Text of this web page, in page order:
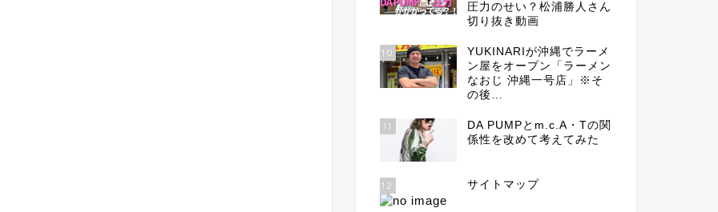
圧力のせい？松浦勝人さん
切り抜き動画
10
YUKINARIが沖縄でラーメ
ン屋をオープン「ラーメン
なおじ 沖縄一号店」※そ
の後…
11
DA PUMPとm.c.A・Tの関
係性を改めて考えてみた
12 サイトマップ